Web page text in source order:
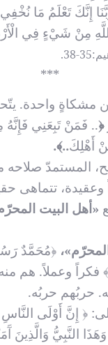
إِنَّكَ تَعْلَمُ مَا
مِنْ شَيْءٍ فِي
38.
***
من مشكاةٍ واحدة.
﴿.. فَمَنْ تَبِعَنِي
أَهْلِكَ..﴾.
المستمدّ
وعقيدة، تتماهى
«أهل البيت
﴿مُحَمَّدٌ
فكراً وعملاً. هم
حربُهم حربُه.
﴿ إِنَّ أَوْلَى النَّاسِ
النَّبِيُّ وَالَّذِينَ